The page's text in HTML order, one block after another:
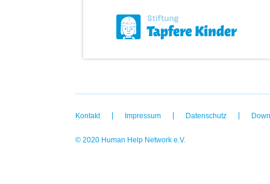
Kontakt Impressum Datenschutz
© 2020 Human Help Network e.V.